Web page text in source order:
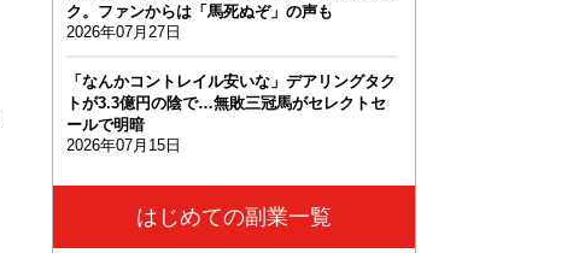
ク。ファンからは「馬死ぬぞ」の声も
2026年07月27日
「なんかコントレイル安いな」デアリングタク
トが3.3億円の陰で…無敗三冠馬がセレクトセ
ールで明暗
2026年07月15日
はじめての副業一覧